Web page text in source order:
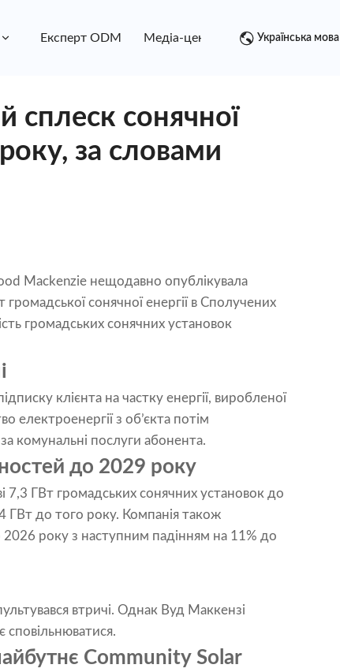
Експерт ODM Медіа-центр контакт
Українська мова
сплеск сонячної
за словами
Mackenzie нещодавно опублікувала
сонячної енергії в Сполучених
громадських сонячних установок
клієнта на частку енергії, виробленої
з об’єкта потім
комунальні послуги абонента.
до 2029 року
ГВт громадських сонячних установок до
ГВт до того року. Компанія також
2026 року з наступним падінням на 11% до
втричі. Однак Вуд Маккензі
сповільнюватися.
Community Solar